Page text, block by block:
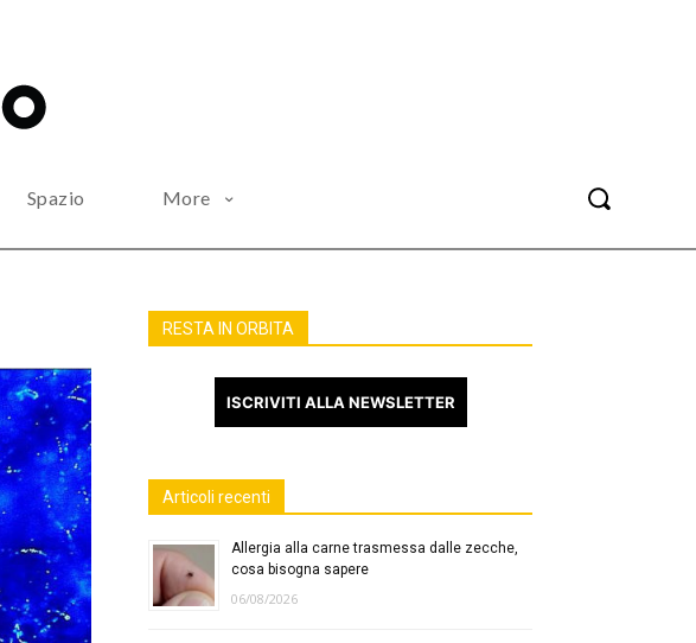
Spazio More
RESTA IN ORBITA
ISCRIVITI ALLA NEWSLETTER
Articoli recenti
Allergia alla carne trasmessa dalle zecche,
cosa bisogna sapere
06/08/2026